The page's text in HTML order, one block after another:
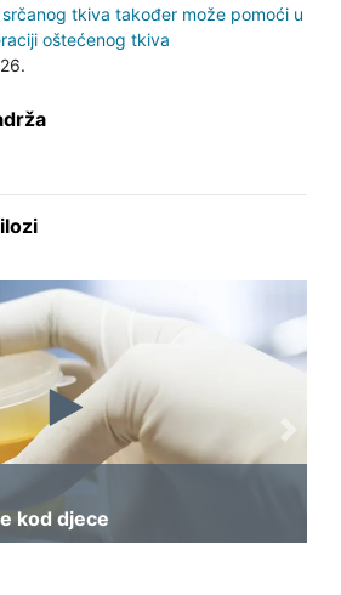
tkiva također može pomoći u
oštećenog tkiva
kod djece
Next